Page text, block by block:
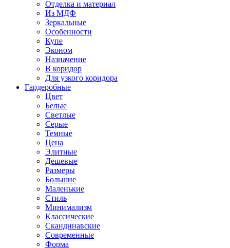
Отделка и материал
Из МДФ
Зеркальные
Особенности
Купе
Эконом
Назначение
В коридор
Для узкого коридора
Гардеробные
Цвет
Белые
Светлые
Серые
Темные
Цена
Элитные
Дешевые
Размеры
Большие
Маленькие
Стиль
Минимализм
Классические
Скандинавские
Современные
Форма